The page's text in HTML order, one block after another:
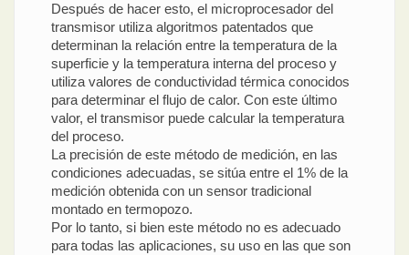
Después de hacer esto, el microprocesador del
transmisor utiliza algoritmos patentados que
determinan la relación entre la temperatura de la
superficie y la temperatura interna del proceso y
utiliza valores de conductividad térmica conocidos
para determinar el flujo de calor. Con este último
valor, el transmisor puede calcular la temperatura
del proceso.
La precisión de este método de medición, en las
condiciones adecuadas, se sitúa entre el 1% de la
medición obtenida con un sensor tradicional
montado en termopozo.
Por lo tanto, si bien este método no es adecuado
para todas las aplicaciones, su uso en las que son